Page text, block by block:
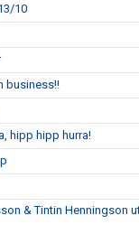
10
business!!
hipp hipp hurra!
& Tintin Henningson